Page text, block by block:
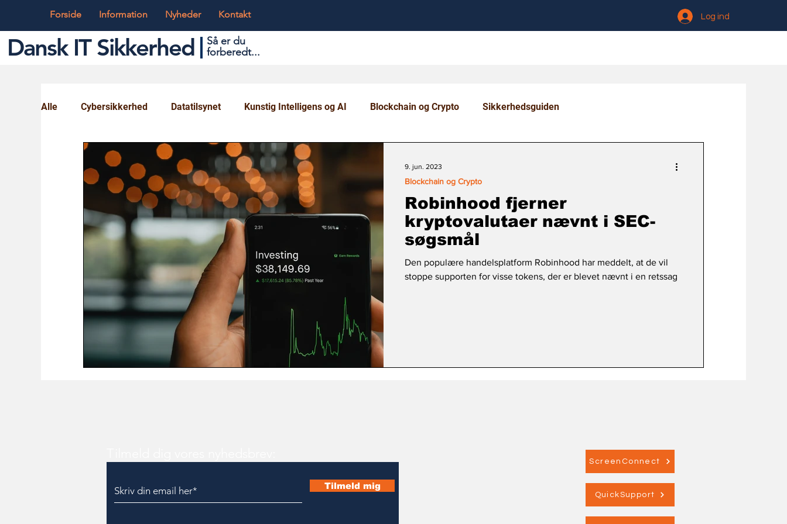
Forside Information Nyheder Kontakt Log ind
Dansk IT Sikkerhed
Så er du
forberedt...
Alle Cybersikkerhed Datatilsynet Kunstig Intelligens og AI Blockchain og Crypto Sikkerhedsguiden
Globalt og Digitalt IT og Teknik Ungdom og Uddannelse
Robinhood fjerner
kryptovalutaer nævnt i SEC-
søgsmål
Den populære handelsplatform Robinhood har meddelt, at de vil
stoppe supporten for visse tokens, der er blevet nævnt i en retssag
Blockchain og Crypto
9. jun. 2023
Tilmeld mig
ScreenConnect
QuickSupport